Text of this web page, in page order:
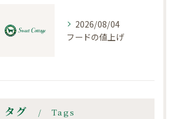
2026/08/04
フードの値上げ
タグ Tags